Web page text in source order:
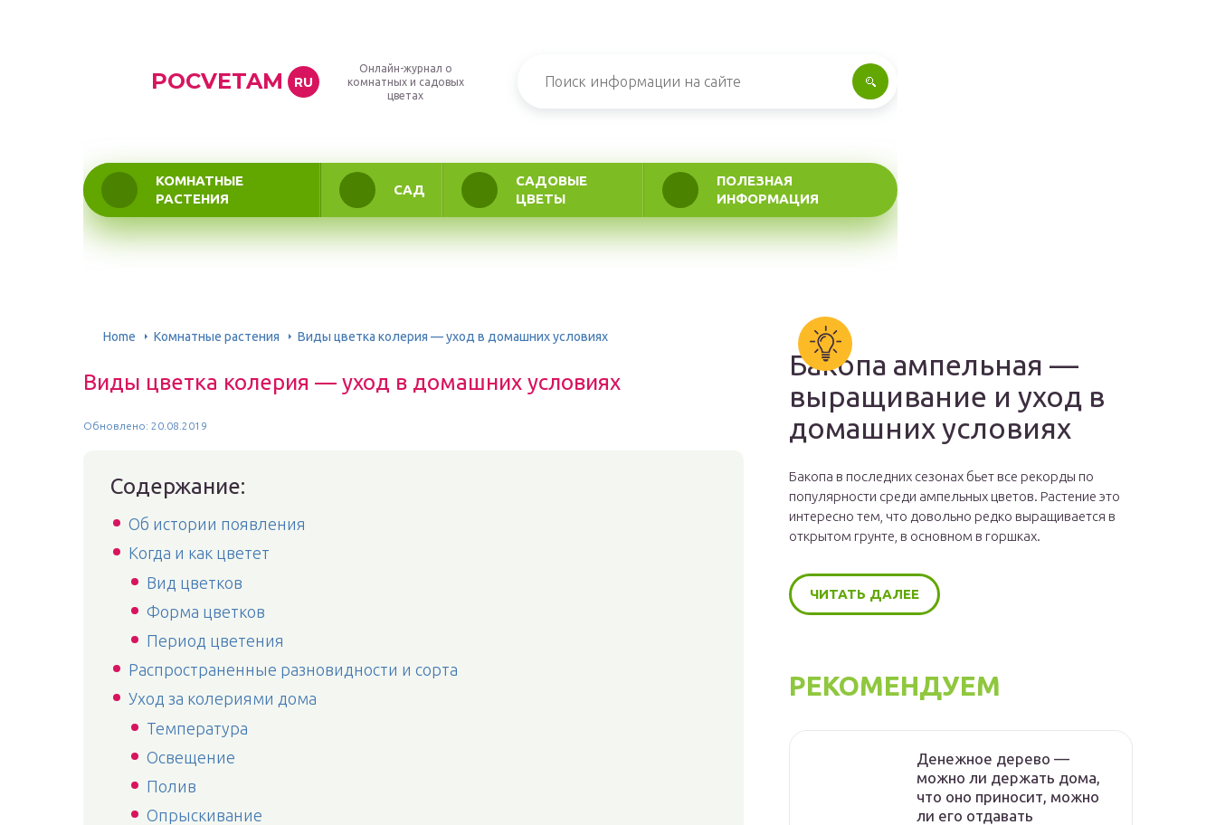
POCVETAM RU
Онлайн-журнал о
комнатных и садовых
цветах
КОМНАТНЫЕ
РАСТЕНИЯ
САД
САДОВЫЕ
ЦВЕТЫ
ПОЛЕЗНАЯ
ИНФОРМАЦИЯ
Home Комнатные растения Виды цветка колерия — уход в домашних условиях
Виды цветка колерия — уход в домашних условиях
Обновлено: 20.08.2019
Содержание:
Об истории появления
Когда и как цветет
Вид цветков
Форма цветков
Период цветения
Распространенные разновидности и сорта
Уход за колериями дома
Температура
Освещение
Полив
Опрыскивание
Бакопа ампельная —
выращивание и уход в
домашних условиях
Бакопа в последних сезонах бьет все рекорды по
популярности среди ампельных цветов. Растение это
интересно тем, что довольно редко выращивается в
открытом грунте, в основном в горшках.
ЧИТАТЬ ДАЛЕЕ
РЕКОМЕНДУЕМ
Денежное дерево —
можно ли держать дома,
что оно приносит, можно
ли его отдавать